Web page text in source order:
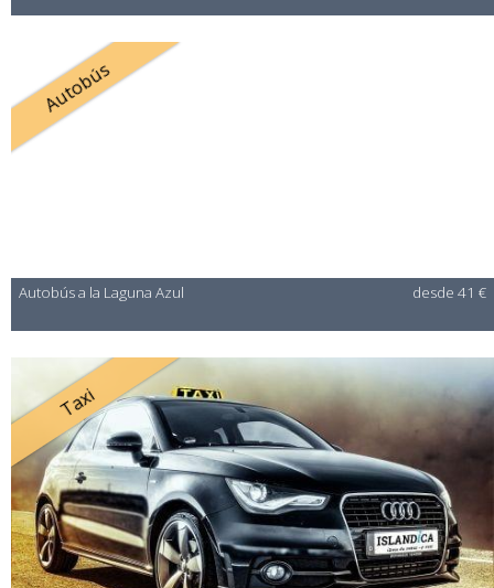
Autobús
Autobús a la Laguna Azul desde 41 €
Taxi